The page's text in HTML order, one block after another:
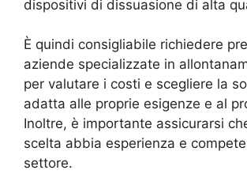
dispositivi di dissuasione di alta
È quindi consigliabile richiedere
aziende specializzate in
per valutare i costi e scegliere la
adatta alle proprie esigenze e al
Inoltre, è importante assicurarsi
scelta abbia esperienza e
settore.